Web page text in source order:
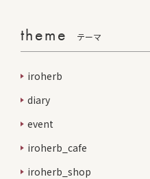
theme テーマ
iroherb
diary
event
iroherb_cafe
iroherb_shop